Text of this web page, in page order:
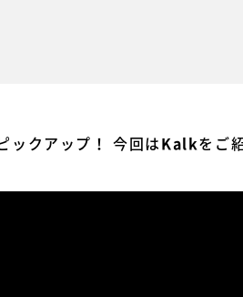
ックアップ！ 今回は Kalkをご